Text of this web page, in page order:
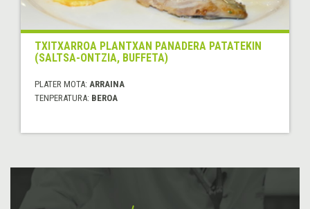
TXITXARROA PLANTXAN PANADERA PATATEKIN
(SALTSA-ONTZIA, BUFFETA)
PLATER MOTA: ARRAINA
TENPERATURA: BEROA